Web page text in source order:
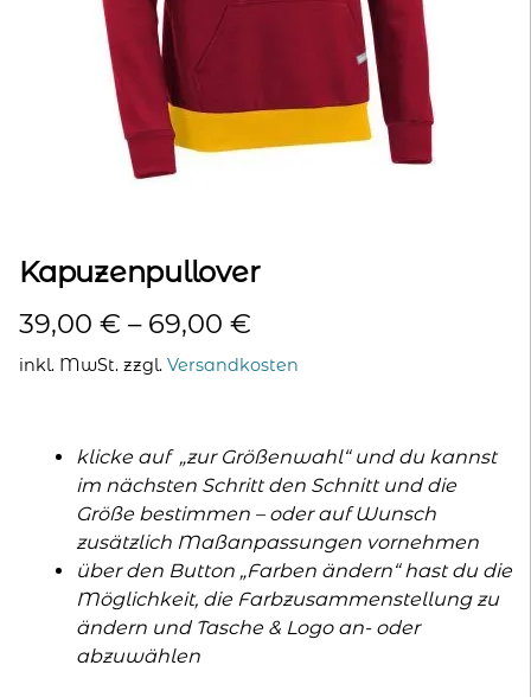
Kapuzenpullover
39,00 € – 69,00 €
inkl. MwSt. zzgl. Versandkosten
klicke auf „zur Größenwahl“ und du kannst
im nächsten Schritt den Schnitt und die
Größe bestimmen – oder auf Wunsch
zusätzlich Maßanpassungen vornehmen
über den Button „Farben ändern“ hast du die
Möglichkeit, die Farbzusammenstellung zu
ändern und Tasche & Logo an- oder
abzuwählen